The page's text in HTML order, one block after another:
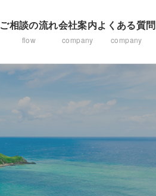
ご相談の流れ
flow
会社案内
company
よくある質問
company